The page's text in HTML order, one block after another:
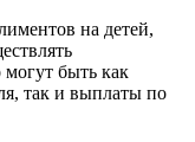
на детей,
быть как
так и выплаты по